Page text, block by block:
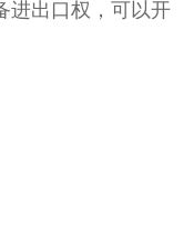
进出口权，可以开